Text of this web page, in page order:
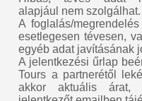
alapjául nem szolgálhat.
A foglalás/
esetlegesen tévesen,
egyéb adat javításának
A jelentkezési űrlap
Tours a partnerétől
akkor aktuális árat,